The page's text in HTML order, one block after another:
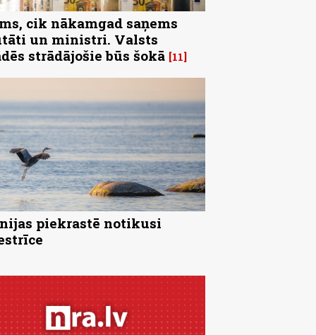
cik nākamgad saņems
un ministri. Valsts
strādājošie būs šokā 11
piekrastē notikusi